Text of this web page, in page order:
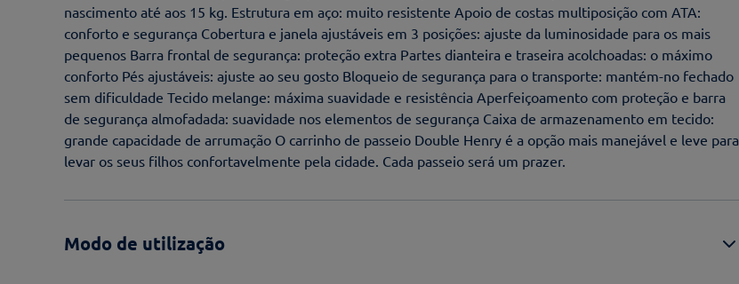
nascimento até aos 15 kg. Estrutura em aço: muito resistente Apoio de costas multiposição com ATA:
conforto e segurança Cobertura e janela ajustáveis em 3 posições: ajuste da luminosidade para os mais
pequenos Barra frontal de segurança: proteção extra Partes dianteira e traseira acolchoadas: o máximo
conforto Pés ajustáveis: ajuste ao seu gosto Bloqueio de segurança para o transporte: mantém-no fechado
sem dificuldade Tecido melange: máxima suavidade e resistência Aperfeiçoamento com proteção e barra
de segurança almofadada: suavidade nos elementos de segurança Caixa de armazenamento em tecido:
grande capacidade de arrumação O carrinho de passeio Double Henry é a opção mais manejável e leve para
levar os seus filhos confortavelmente pela cidade. Cada passeio será um prazer.
Modo de utilização